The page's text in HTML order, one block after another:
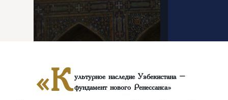
«К ультурное наследие Узбекистана –
фундамент нового Ренессанса»